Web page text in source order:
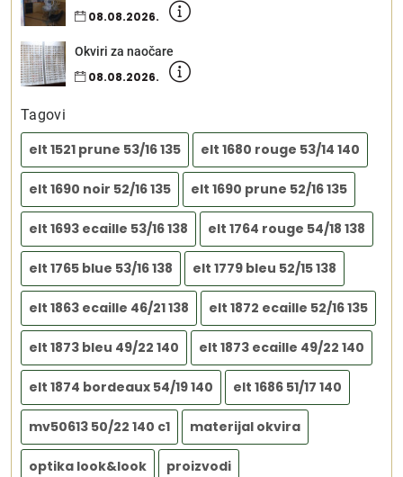
08.08.2026.
Okviri za naočare
08.08.2026.
Tagovi
elt 1521 prune 53/16 135 elt 1680 rouge 53/14 140
elt 1690 noir 52/16 135 elt 1690 prune 52/16 135
elt 1693 ecaille 53/16 138 elt 1764 rouge 54/18 138
elt 1765 blue 53/16 138 elt 1779 bleu 52/15 138
elt 1863 ecaille 46/21 138 elt 1872 ecaille 52/16 135
elt 1873 bleu 49/22 140 elt 1873 ecaille 49/22 140
elt 1874 bordeaux 54/19 140 elt 1686 51/17 140
mv50613 50/22 140 c1 materijal okvira
optika look&look proizvodi